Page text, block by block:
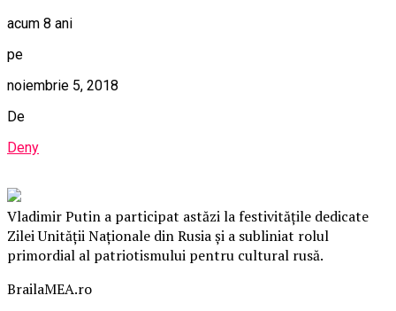
acum 8 ani
pe
noiembrie 5, 2018
De
Deny
Vladimir Putin a participat astăzi la festivitățile dedicate
Zilei Unității Naționale din Rusia și a subliniat rolul
primordial al patriotismului pentru cultural rusă.
BrailaMEA.ro